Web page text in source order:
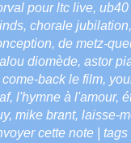
pour ltc live, ub40
, chorale jubilation
, de metz-
diomède, astor
come-back le film,
, l'hymne à l'amour,
, mike brant, laisse-
cette note |